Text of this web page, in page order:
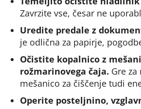
Zavrzite vse, česar ne
Uredite predale z
je odlična za papirje,
Očistite kopalnico z
rožmarinovega čaja. Gre
mešanico za čiščenje tudi
Operite posteljnino,